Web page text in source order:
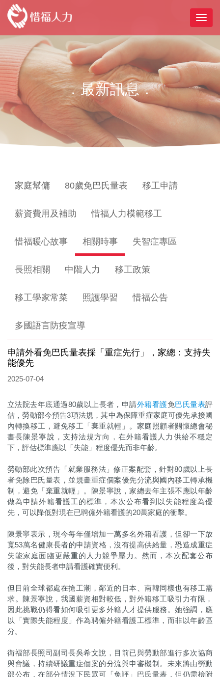
．最新訊息．
家庭幫傭 80歲免巴氏量表 移工申請
薪資費用及補助 惜福人力模範移工
惜福暖心故事 相關時事 失智症專區
長照相關 中階人力 移工政策
移工學家常菜 照護學習 惜福公告
多國語言防疫宣導
申請外看免巴氏量表採「重症先行」，家總：支持失
能優先
2025-07-04
立法院去年底通過80歲以上長者，申請外籍看護免巴氏量表評
估，勞動部今預告3項法規，其中為保障重症家庭可優先承接國
內轉換移工，避免移工「棄重就輕」。家庭照顧者關懷總會秘
書長陳景寧說，支持法規方向，在外籍看護人力供給不穩定
下，評估標準應以「失能」程度優先而非年齡。
勞動部此次預告「就業服務法」修正案配套，針對80歲以上長
者免除巴氏量表，並規畫重症個案優先分流與國內移工轉承機
制，避免「棄重就輕」。陳景寧說，家總去年主張不應以年齡
做為申請外籍看護工的標準，本次公布看到以失能程度為優
先，可以降低對現在已聘僱外籍看護的20萬家庭的衝擊。
陳景寧表示，現今每年僅增加一萬多名外籍看護，但卻一下放
寬53萬名健康長者的申請資格，沒有提高供給量，恐造成重症
失能家庭面臨更嚴重的人力競爭壓力。然而，本次配套公布
後，對失能長者申請看護確實便利。
但目前全球都處在搶工潮，鄰近的日本、南韓同樣也有移工需
求。陳景寧說，我國薪資相對較低，對外籍移工吸引力有限，
因此挑戰仍得看如何吸引更多外籍人才提供服務。她強調，應
以「實際失能程度」作為聘僱外籍看護工標準，而非以年齡區
分。
衛福部長照司副司長吳希文說，目前已與勞動部進行多次協商
與會議，持續研議重症個案的分流與申審機制。未來將由勞動
部公布，在部分情況下民眾可「免評」巴氏量表，但仍需檢附